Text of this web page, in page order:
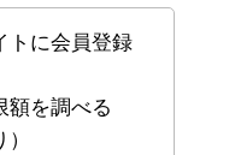
トに会員登録
額を調べる